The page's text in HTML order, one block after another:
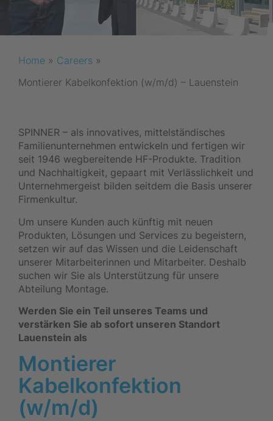
Home » Careers »
Montierer Kabelkonfektion (w/m/d) – Lauenstein
SPINNER – als innovatives, mittelständisches
Familienunternehmen entwickeln und fertigen wir
seit 1946 wegbereitende HF-Produkte. Tradition
und Nachhaltigkeit, gepaart mit Verlässlichkeit und
Unternehmergeist bilden seitdem die Basis unserer
Firmenkultur.
Um unsere Kunden auch künftig mit neuen
Produkten, Lösungen und Services zu begeistern,
setzen wir auf das Wissen und die Leidenschaft
unserer Mitarbeiterinnen und Mitarbeiter. Deshalb
suchen wir Sie als Unterstützung für unsere
Abteilung Montage.
Werden Sie ein Teil unseres Teams und
verstärken Sie ab sofort unseren Standort
Lauenstein als
Montierer
Kabelkonfektion
(w/m/d)